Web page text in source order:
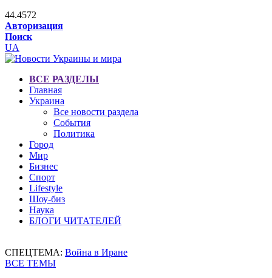
44.4572
Авторизация
Поиск
UA
ВСЕ РАЗДЕЛЫ
Главная
Украина
Все новости раздела
События
Политика
Город
Мир
Бизнес
Спорт
Lifestyle
Шоу-биз
Наука
БЛОГИ ЧИТАТЕЛЕЙ
СПЕЦТЕМА: Война в Иране
ВСЕ ТЕМЫ